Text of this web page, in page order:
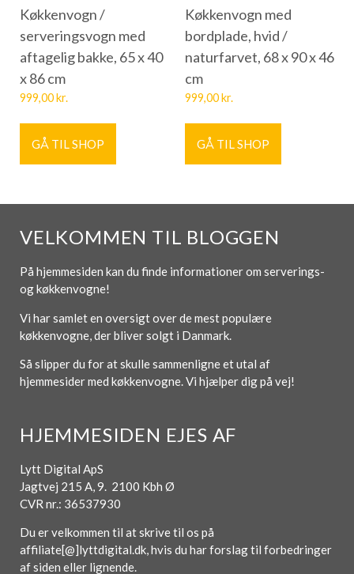
Køkkenvogn /
serveringsvogn med
aftagelig bakke, 65 x 40
x 86 cm
999,00kr.
GÅ TIL SHOP
Køkkenvogn med
bordplade, hvid /
naturfarvet, 68 x 90 x 46
cm
999,00kr.
GÅ TIL SHOP
VELKOMMEN TIL BLOGGEN
På hjemmesiden kan du finde informationer om serverings-
og køkkenvogne!
Vi har samlet en oversigt over de mest populære
køkkenvogne, der bliver solgt i Danmark.
Så slipper du for at skulle sammenligne et utal af
hjemmesider med køkkenvogne. Vi hjælper dig på vej!
HJEMMESIDEN EJES AF
Lytt Digital ApS
Jagtvej 215 A, 9. 2100 Kbh Ø
CVR nr.: 36537930
Du er velkommen til at skrive til os på
affiliate[@]lyttdigital.dk, hvis du har forslag til forbedringer
af siden eller lignende.